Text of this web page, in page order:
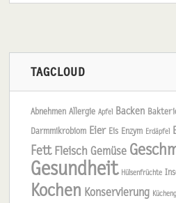
TAGCLOUD
Abnehmen Allergie Apfel Backen
Darmmikrobiom Eier Eis Enzym Erdäpfel
Fett Fleisch Gemüse
Gesundheit Hülsenfrüchte
Kochen Konservierung